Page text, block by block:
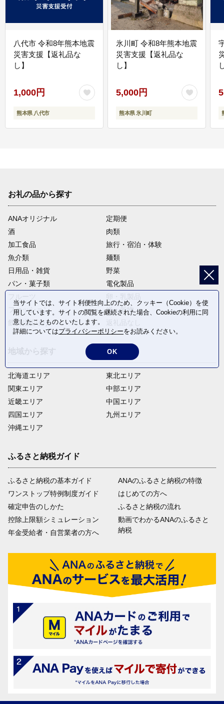
八代市 令和8年熊本地震
災害支援【返礼品な
し】
1,000円
熊本県 八代市
氷川町 令和8年熊本地震
災害支援【返礼品な
し】
5,000円
熊本県 氷川町
お礼の品から探す
ANAオリジナル
定期便
酒
肉類
加工食品
旅行・宿泊・体験
魚介類
麺類
日用品・雑貨
野菜
パン・菓子類
電化製品
ファッション
米・穀物
飲料(酒以外)
北海道エリア
関東エリア
近畿エリア
四国エリア
沖縄エリア
東北エリア
中部エリア
中国エリア
九州エリア
ふるさと納税ガイド
ふるさと納税の基本ガイド
ワンストップ特例制度ガイド
確定申告のしかた
控除上限額シミュレーション
年金受給者・自営業者の方へ
ANAのふるさと納税の特徴
はじめての方へ
ふるさと納税の流れ
動画でわかるANAのふるさと
納税
当サイトでは、サイト利便性向上のため、クッキー（Cookie）を使
用しています。サイトの閲覧を継続された場合、Cookieの利用に同
意したことものといたします。
詳細についてはプライバシーポリシーをお読みください。
OK